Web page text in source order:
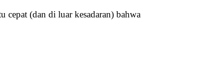
(dan di luar kesadaran) bahwa